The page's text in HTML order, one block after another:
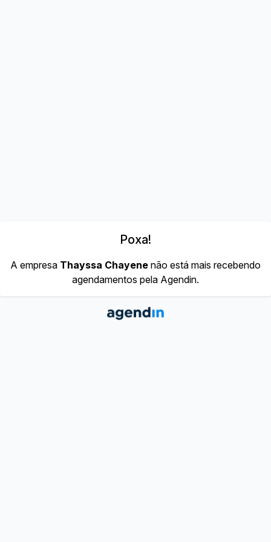
Poxa!
A empresa Thayssa Chayene não está mais recebendo
agendamentos pela Agendin.